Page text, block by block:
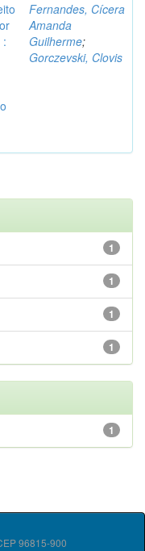
:
Fernandes, Cícera
Amanda
Guilherme;
Gorczevski, Clovis
1
1
1
1
1
96815-900